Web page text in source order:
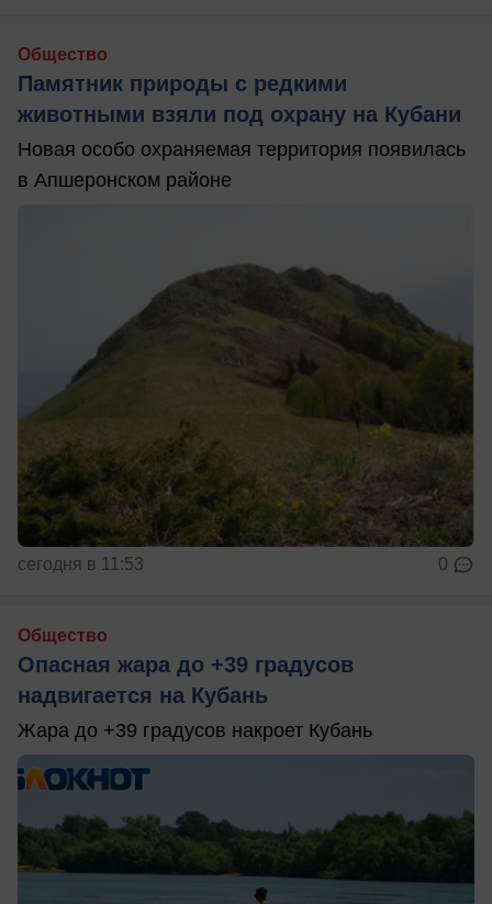
Общество
Памятник природы с редкими
животными взяли под охрану на Кубани
Новая особо охраняемая территория появилась
в Апшеронском районе
сегодня в 11:53 0
Общество
Опасная жара до +39 градусов
надвигается на Кубань
Жара до +39 градусов накроет Кубань